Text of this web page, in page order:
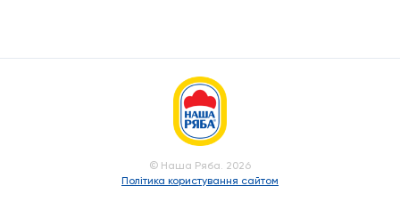
© Наша Ряба. 2026
Політика користування сайтом